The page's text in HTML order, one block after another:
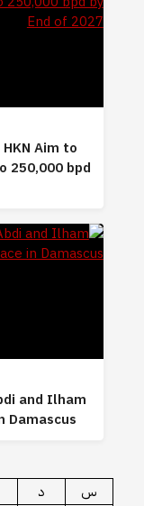
Aim to
250,000 bpd
and Ilham
Damascus
س
د